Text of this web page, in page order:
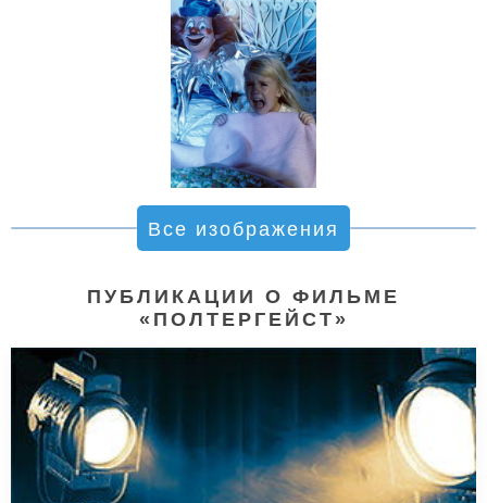
Все изображения
ПУБЛИКАЦИИ О ФИЛЬМЕ
«ПОЛТЕРГЕЙСТ»